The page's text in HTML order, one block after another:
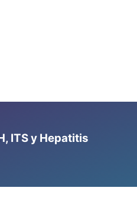
ITS y Hepatitis